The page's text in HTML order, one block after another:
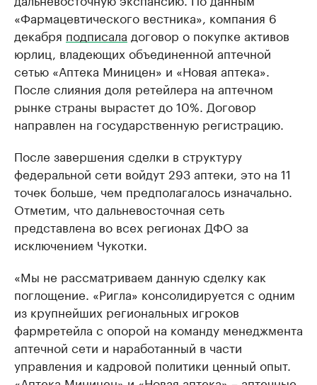
«Фармацевтического вестника», компания 6
декабря подписала договор о покупке активов
юрлиц, владеющих объединенной аптечной
сетью «Аптека Миницен» и «Новая аптека».
После слияния доля ретейлера на аптечном
рынке страны вырастет до 10%. Договор
направлен на государственную регистрацию.
После завершения сделки в структуру
федеральной сети войдут 293 аптеки, это на 11
точек больше, чем предполагалось изначально.
Отметим, что дальневосточная сеть
представлена во всех регионах ДФО за
исключением Чукотки.
«Мы не рассматриваем данную сделку как
поглощение. «Ригла» консолидируется с одним
из крупнейших региональных игроков
фармретейла с опорой на команду менеджмента
аптечной сети и наработанный в части
управления и кадровой политики ценный опыт.